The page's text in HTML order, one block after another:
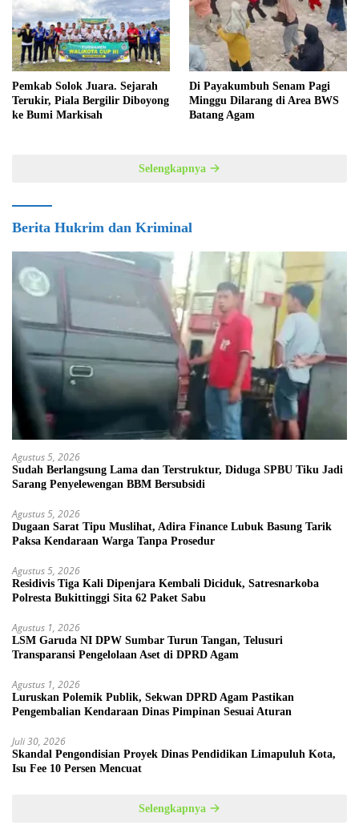
Pemkab Solok Juara. Sejarah
Terukir, Piala Bergilir Diboyong
ke Bumi Markisah
Di Payakumbuh Senam Pagi
Minggu Dilarang di Area BWS
Batang Agam
Selengkapnya
Berita Hukrim dan Kriminal
Agustus 5, 2026
Sudah Berlangsung Lama dan Terstruktur, Diduga SPBU Tiku Jadi
Sarang Penyelewengan BBM Bersubsidi
Agustus 5, 2026
Dugaan Sarat Tipu Muslihat, Adira Finance Lubuk Basung Tarik
Paksa Kendaraan Warga Tanpa Prosedur
Agustus 5, 2026
Residivis Tiga Kali Dipenjara Kembali Diciduk, Satresnarkoba
Polresta Bukittinggi Sita 62 Paket Sabu
Agustus 1, 2026
LSM Garuda NI DPW Sumbar Turun Tangan, Telusuri
Transparansi Pengelolaan Aset di DPRD Agam
Agustus 1, 2026
Luruskan Polemik Publik, Sekwan DPRD Agam Pastikan
Pengembalian Kendaraan Dinas Pimpinan Sesuai Aturan
Juli 30, 2026
Skandal Pengondisian Proyek Dinas Pendidikan Limapuluh Kota,
Isu Fee 10 Persen Mencuat
Selengkapnya